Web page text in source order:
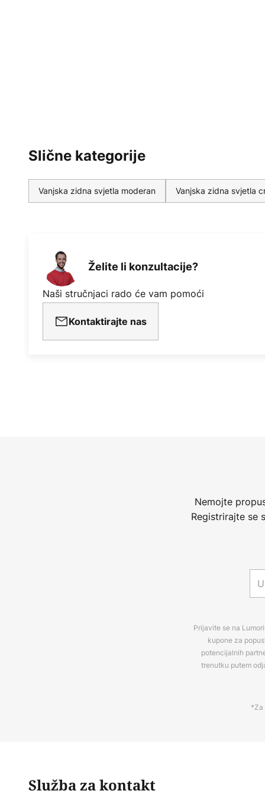
Slične kategorije
Vanjska zidna svjetla moderan Vanjska zidna svjetla
Želite li konzultacije?
Naši stručnjaci rado će vam pomoći
Kontaktirajte nas
Nemojte
Registrirajte se
Prijavite se na
kupone za
potencijalnih
trenutku putem
*Za
Služba za kontakt